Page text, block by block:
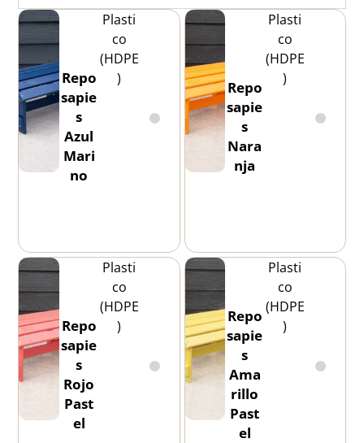
Repo
sapie
s
Azul
Mari
no
Plasti
co
(HDPE
)
Repo
sapie
s
Nara
nja
Plasti
co
(HDPE
)
Repo
sapie
s
Rojo
Past
el
Plasti
co
(HDPE
)
Repo
sapie
s
Ama
rillo
Past
el
Plasti
co
(HDPE
)